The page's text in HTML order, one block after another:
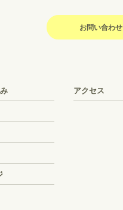
お問い合わ
アクセス